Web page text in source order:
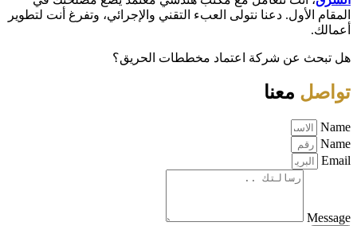
المقام الأول. دعنا نتولى العبء التقني والإجرائي، وتفرغ أنت لتطوير
أعمالك.
هل تبحث عن شركة اعتماد مخططات الحريق؟
تواصل معنا
Name
Name
Email
Message